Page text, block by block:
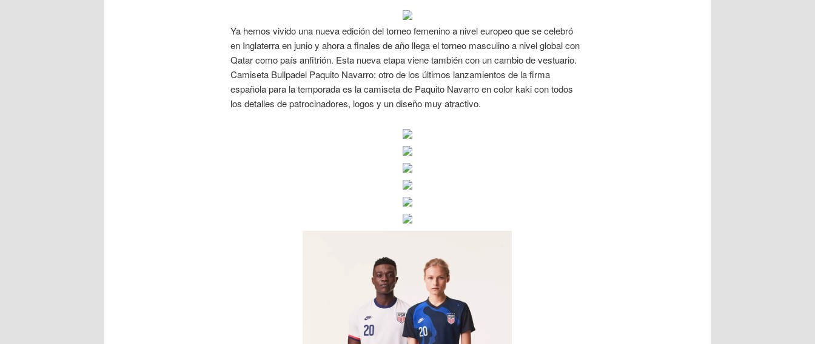
Ya hemos vivido una nueva edición del torneo femenino a nivel europeo que se celebró
en Inglaterra en junio y ahora a finales de año llega el torneo masculino a nivel global con
Qatar como país anfitrión. Esta nueva etapa viene también con un cambio de vestuario.
Camiseta Bullpadel Paquito Navarro: otro de los últimos lanzamientos de la firma
española para la temporada es la camiseta de Paquito Navarro en color kaki con todos
los detalles de patrocinadores, logos y un diseño muy atractivo.